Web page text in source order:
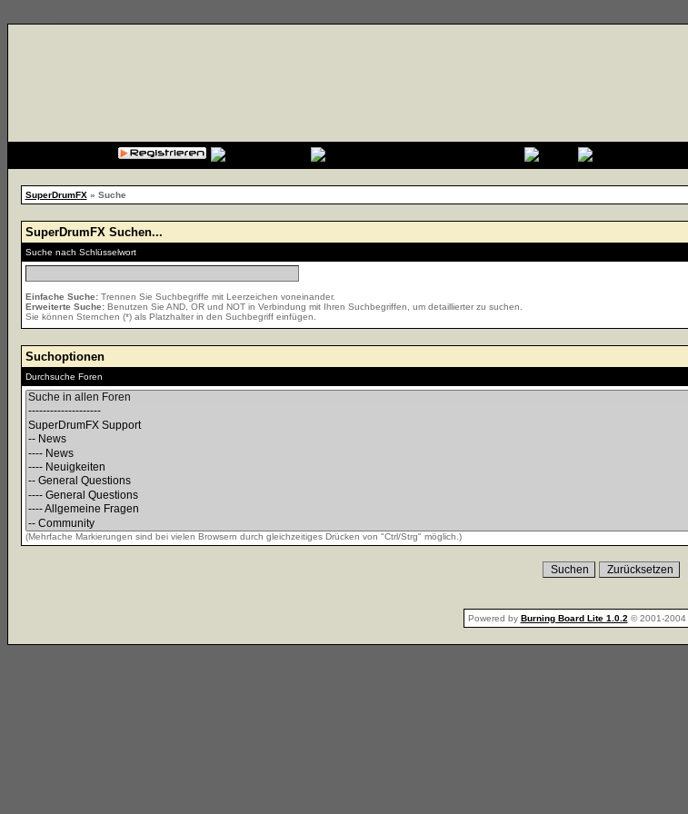
SuperDrumFX» Suche
SuperDrumFX Suchen...
Suche nach Schlüsselwort
Einfache Suche:Trennen Sie Suchbegriffe mit Leerzeichen voneinander.
Erweiterte Suche:Benutzen Sie AND, OR und NOT in Verbindung mit Ihren Suchbegriffen, um detaillierter zu suchen.
Sie können Sternchen (*) als Platzhalter in den Suchbegriff einfügen.
Suchoptionen
Durchsuche Foren
(Mehrfache Markierungen sind bei vielen Browsern durch gleichzeitiges Drücken von "Ctrl/Strg" möglich.)
Powered by Burning Board Lite 1.0.2 © 2001-2004